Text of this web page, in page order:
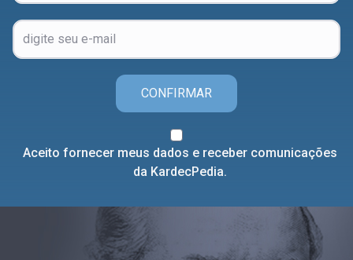
CONFIRMAR
Aceito fornecer meus dados e receber comunicações
da KardecPedia.